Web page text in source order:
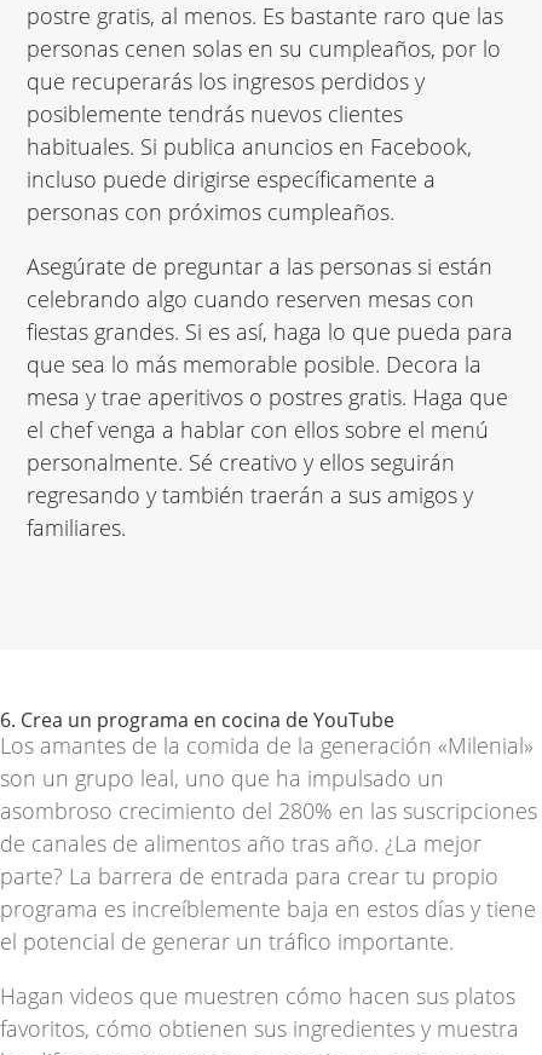
postre gratis, al menos. Es bastante raro que las
personas cenen solas en su cumpleaños, por lo
que recuperarás los ingresos perdidos y
posiblemente tendrás nuevos clientes
habituales. Si publica anuncios en Facebook,
incluso puede dirigirse específicamente a
personas con próximos cumpleaños.
Asegúrate de preguntar a las personas si están
celebrando algo cuando reserven mesas con
fiestas grandes. Si es así, haga lo que pueda para
que sea lo más memorable posible. Decora la
mesa y trae aperitivos o postres gratis. Haga que
el chef venga a hablar con ellos sobre el menú
personalmente. Sé creativo y ellos seguirán
regresando y también traerán a sus amigos y
familiares.
6. Crea un programa en cocina de YouTube
Los amantes de la comida de la generación «Milenial»
son un grupo leal, uno que ha impulsado un
asombroso crecimiento del 280% en las suscripciones
de canales de alimentos año tras año. ¿La mejor
parte? La barrera de entrada para crear tu propio
programa es increíblemente baja en estos días y tiene
el potencial de generar un tráfico importante.
Hagan videos que muestren cómo hacen sus platos
favoritos, cómo obtienen sus ingredientes y muestra